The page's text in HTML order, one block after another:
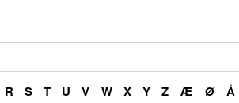
R S T U V W X Y Z Æ Ø Å